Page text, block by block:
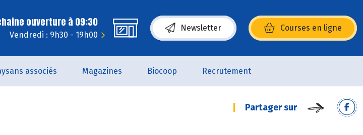
ouverture à 09:30
Vendredi : 9h30 - 19h00
Newsletter Courses en ligne
(s’ouvre dans une nouvelle fenêtre)
associés Magazines Biocoop Recrutement
Partager sur